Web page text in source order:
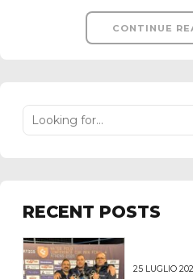
CONTINUE
RECENT POSTS
25 LUGLIO